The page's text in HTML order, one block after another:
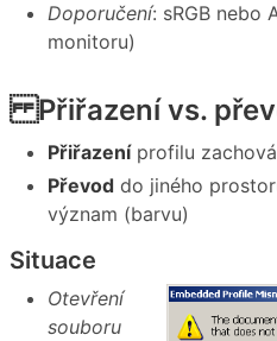
Doporučení: sRGB nebo
monitoru)
Přiřazení vs.
Přiřazeníprofilu
Převod do jiného
význam (barvu)
Situace
Otevření
souboru